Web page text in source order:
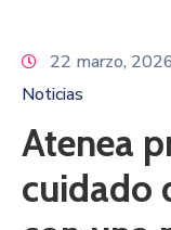
22 marzo, 2026
Noticias
Atenea
cuidado